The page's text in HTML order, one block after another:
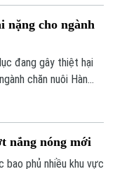
nặng cho ngành
đang gây thiệt hại
chăn nuôi Hàn
tiết cực đoan.
nắng nóng mới
bao phủ nhiều khu vực